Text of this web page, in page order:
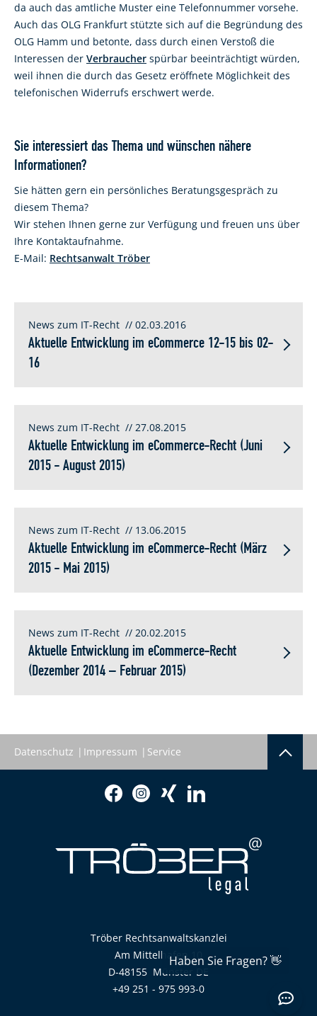
da auch das amtliche Muster eine Telefonnummer vorsehe.
Auch das OLG Frankfurt stützte sich auf die Begründung des
OLG Hamm und betonte, dass durch einen Verstoß die
Interessen der Verbraucher spürbar beeinträchtigt würden,
weil ihnen die durch das Gesetz eröffnete Möglichkeit des
telefonischen Widerrufs erschwert werde.
Sie interessiert das Thema und wünschen nähere
Informationen?
Sie hätten gern ein persönliches Beratungsgespräch zu
diesem Thema?
Wir stehen Ihnen gerne zur Verfügung und freuen uns über
Ihre Kontaktaufnahme.
E-Mail: Rechtsanwalt Tröber
News zum IT-Recht // 02.03.2016
Aktuelle Entwicklung im eCommerce 12-15 bis 02-
16
News zum IT-Recht // 27.08.2015
Aktuelle Entwicklung im eCommerce-Recht (Juni
2015 - August 2015)
News zum IT-Recht // 13.06.2015
Aktuelle Entwicklung im eCommerce-Recht (März
2015 - Mai 2015)
News zum IT-Recht // 20.02.2015
Aktuelle Entwicklung im eCommerce-Recht
(Dezember 2014 – Februar 2015)
Datenschutz Impressum Service
Tröber Rechtsanwaltskanzlei
Am Mittelhafen 10
D-48155 Münster DE
+49 251 - 975 993-0